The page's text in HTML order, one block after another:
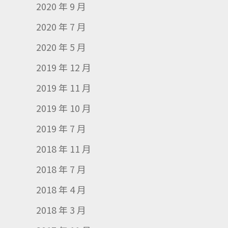
2020 年 9 月
2020 年 7 月
2020 年 5 月
2019 年 12 月
2019 年 11 月
2019 年 10 月
2019 年 7 月
2018 年 11 月
2018 年 7 月
2018 年 4 月
2018 年 3 月